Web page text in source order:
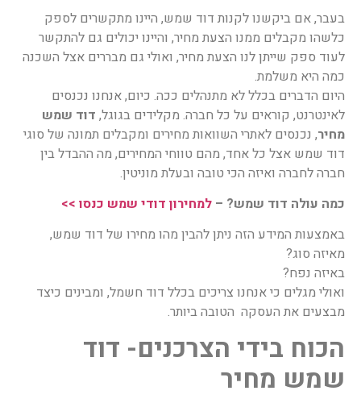
בעבר, אם ביקשנו לקנות דוד שמש, היינו מתקשרים לספק
כלשהו מקבלים ממנו הצעת מחיר, והיינו יכולים גם להתקשר
לעוד ספק שייתן לנו הצעת מחיר, ואולי גם מבררים אצל השכנה
כמה היא משלמת.
היום הדברים בכלל לא מתנהלים ככה. כיום, אנחנו נכנסים
לאינטרנט, קוראים על כל חברה. מקלידים בגוגל, דוד שמש
מחיר, נכנסים לאתרי השוואות מחירים ומקבלים תמונה של סוגי
דוד שמש אצל כל אחד, מהם טווחי המחירים, מה ההבדל בין
חברה לחברה ואיזה הכי טובה ובעלת מוניטין.
כמה עולה דוד שמש? – למחירון דודי שמש כנסו >>
באמצעות המידע הזה ניתן להבין מהו מחירו של דוד שמש,
מאיזה סוג?
באיזה נפח?
ואולי מגלים כי אנחנו צריכים בכלל דוד חשמל, ומבינים כיצד
מבצעים את העסקה הטובה ביותר.
הכוח בידי הצרכנים- דוד
שמש מחיר